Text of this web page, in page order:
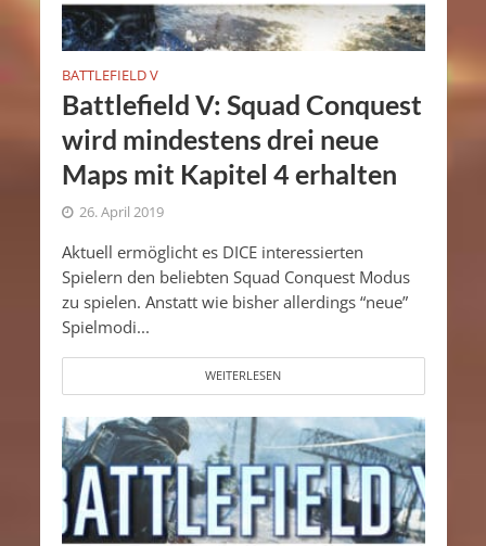
BATTLEFIELD V
Battlefield V: Squad Conquest
wird mindestens drei neue
Maps mit Kapitel 4 erhalten
26. April 2019
Aktuell ermöglicht es DICE interessierten
Spielern den beliebten Squad Conquest Modus
zu spielen. Anstatt wie bisher allerdings “neue”
Spielmodi...
WEITERLESEN